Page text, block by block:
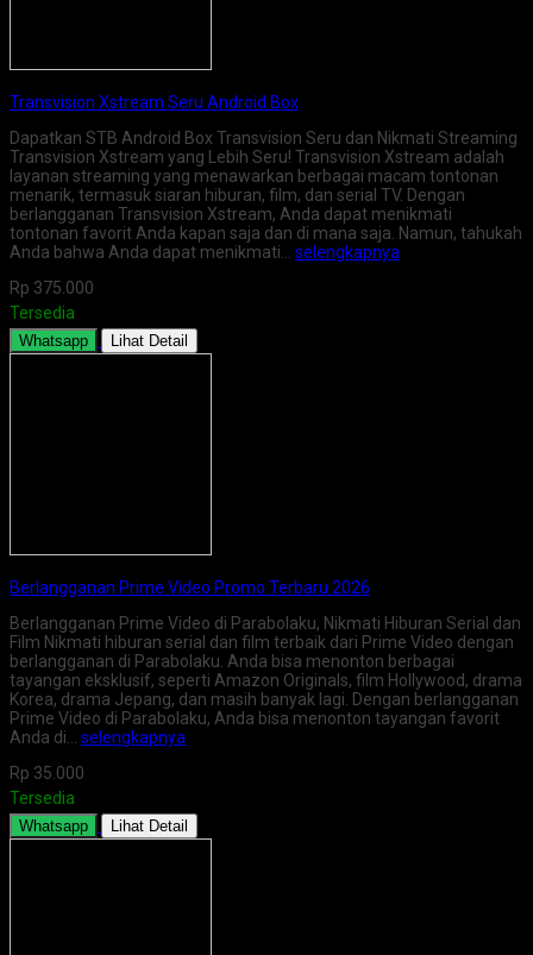
Transvision Xstream Seru Android Box
Dapatkan STB Android Box Transvision Seru dan Nikmati Streaming
Transvision Xstream yang Lebih Seru! Transvision Xstream adalah
layanan streaming yang menawarkan berbagai macam tontonan
menarik, termasuk siaran hiburan, film, dan serial TV. Dengan
berlangganan Transvision Xstream, Anda dapat menikmati
tontonan favorit Anda kapan saja dan di mana saja. Namun, tahukah
Anda bahwa Anda dapat menikmati… selengkapnya
Rp 375.000
Tersedia
Whatsapp Lihat Detail
Berlangganan Prime Video Promo Terbaru 2026
Berlangganan Prime Video di Parabolaku, Nikmati Hiburan Serial dan
Film Nikmati hiburan serial dan film terbaik dari Prime Video dengan
berlangganan di Parabolaku. Anda bisa menonton berbagai
tayangan eksklusif, seperti Amazon Originals, film Hollywood, drama
Korea, drama Jepang, dan masih banyak lagi. Dengan berlangganan
Prime Video di Parabolaku, Anda bisa menonton tayangan favorit
Anda di… selengkapnya
Rp 35.000
Tersedia
Whatsapp Lihat Detail